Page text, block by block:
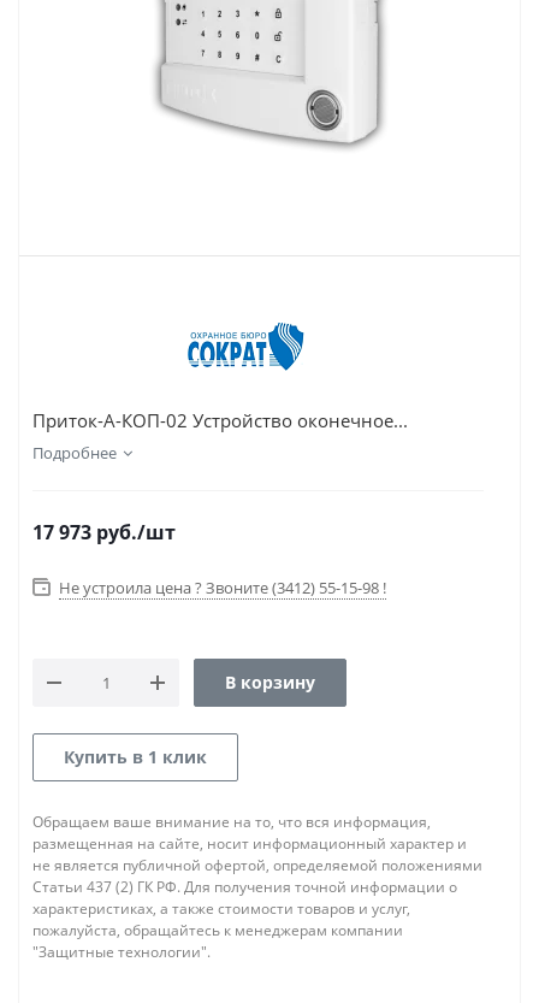
Приток-А-КОП-02 Устройство оконечное...
Подробнее
17 973 руб./шт
Не устроила цена ? Звоните (3412) 55-15-98 !
В корзину
Купить в 1 клик
Обращаем ваше внимание на то, что вся информация,
размещенная на сайте, носит информационный характер и
не является публичной офертой, определяемой положениями
Статьи 437 (2) ГК РФ. Для получения точной информации о
характеристиках, а также стоимости товаров и услуг,
пожалуйста, обращайтесь к менеджерам компании
"Защитные технологии".